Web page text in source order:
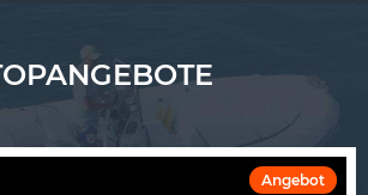
Angebot